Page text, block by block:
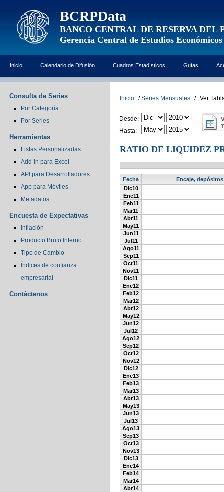
BCRPData
BANCO CENTRAL DE RESERVA DEL
Gerencia Central de Estudios Económicos
Inicio Calendario de Difusión Cuadros Estadísticos Guías
Consulta de Series
Por Categoría
Por Series
Herramientas
Listas Personalizadas
Add-In para Excel
API para Desarrolladores
App para Móviles
Metadatos
Encuesta de Expectativas
Inflación
Producto Bruto Interno
Tipo de Cambio
Índices de confianza
empresarial
Contáctenos
Inicio / Series Mensuales / Ver
Desde:
Hasta:
RATIO DE LIQUIDEZ
Fecha
Encaje,
Dic10
Ene11
Feb11
Mar11
Abr11
May11
Jun11
Jul11
Ago11
Sep11
Oct11
Nov11
Dic11
Ene12
Feb12
Mar12
Abr12
May12
Jun12
Jul12
Ago12
Sep12
Oct12
Nov12
Dic12
Ene13
Feb13
Mar13
Abr13
May13
Jun13
Jul13
Ago13
Sep13
Oct13
Nov13
Dic13
Ene14
Feb14
Mar14
Abr14